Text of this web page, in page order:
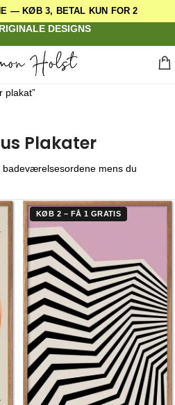
— KØB 3, BETAL KUN FOR 2
DESIGNS
plakat”
Plakater
mens du
KØB 2 – FÅ 1 GRATIS